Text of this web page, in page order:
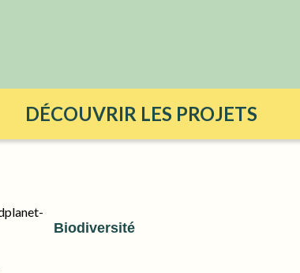
DÉCOUVRIR LES PROJETS
Biodiversité